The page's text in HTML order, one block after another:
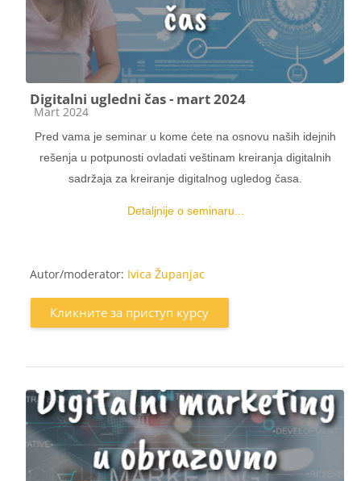
Digitalni ugledni čas - mart 2024
Категорија курса
Mart 2024
Pred vama je seminar u kome ćete na osnovu naših idejnih
rešenja u potpunosti ovladati veštinam kreiranja digitalnih
sadržaja za kreiranje digitalnog ugledog časa.
Detaljnije o seminaru...
Autor/moderator: Ivica Županjac
Кликните за приступ курсу